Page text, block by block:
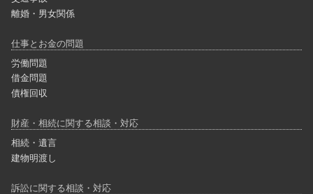
離婚・男女関係
仕事とお金の問題
労働問題
借金問題
債権回収
財産・相続に関する相談・対応
相続・遺言
建物明渡し
訴訟に関する相談・対応